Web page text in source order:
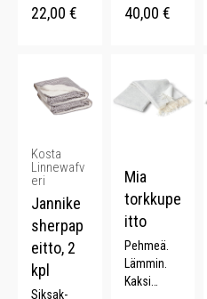
Lasikuituva
rsi.
22,00 €
kpl. 100%
40,00 €
Kosta
Linnewafv
eri
Jannike
sherpap
eitto, 2
kpl
Siksak-
Mia
torkkupe
itto
Pehmeä.
Lämmin.
Kaksi